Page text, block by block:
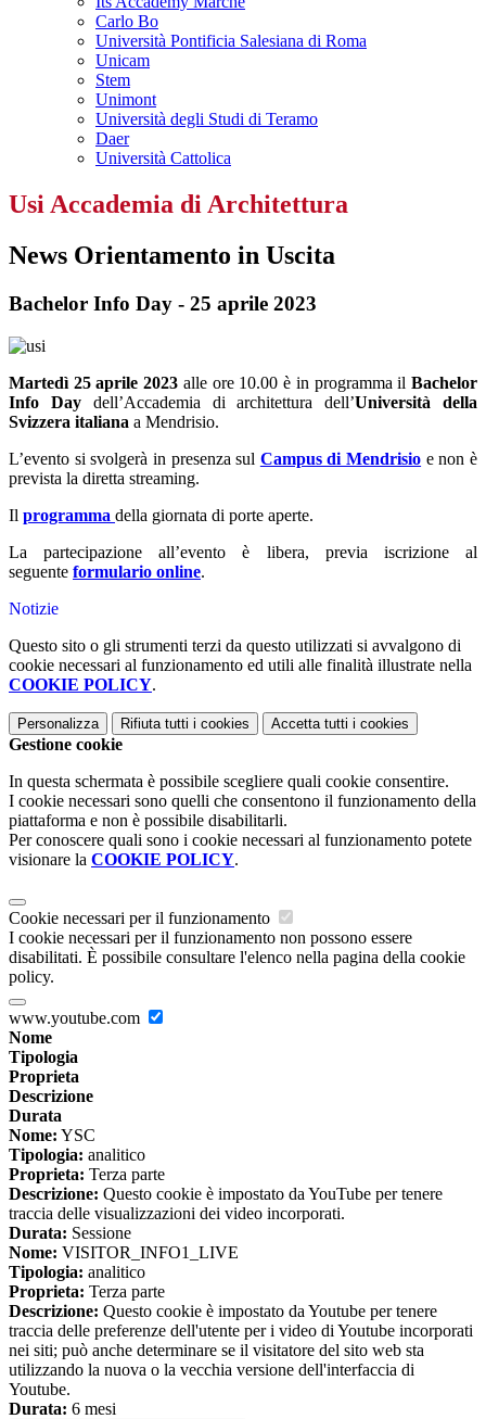
Carlo Bo
Università Pontificia Salesiana di Roma
Unicam
Stem
Unimont
Università degli Studi di Teramo
Daer
Università Cattolica
Usi Accademia di Architettura
News Orientamento in Uscita
Bachelor Info Day - 25 aprile 2023
Martedì 25 aprile 2023 alle ore 10.00 è in programma il Bachelor
Info Day
dell’Accademia di architettura dell’Università della
Svizzera italiana a Mendrisio.
L’evento si svolgerà in presenza sul Campus di Mendrisio e non è
prevista la diretta streaming.
Il programma della giornata di porte aperte.
La partecipazione all’evento è libera, previa iscrizione al
seguente formulario online.
Notizie
Questo sito o gli strumenti terzi da questo utilizzati si avvalgono di
cookie necessari al funzionamento ed utili alle finalità illustrate nella
COOKIE POLICY.
Personalizza Rifiuta tutti i cookies Accetta tutti i cookies
Gestione cookie
In questa schermata è possibile scegliere quali cookie consentire.
I cookie necessari sono quelli che consentono il funzionamento della
piattaforma e non è possibile disabilitarli.
Per conoscere quali sono i cookie necessari al funzionamento potete
visionare la COOKIE POLICY.
Cookie necessari per il funzionamento
I cookie necessari per il funzionamento non possono essere
disabilitati. È possibile consultare l'elenco nella pagina della cookie
policy.
www.youtube.com
Nome
Tipologia
Proprieta
Descrizione
Durata
Nome: YSC
Tipologia: analitico
Proprieta: Terza parte
Descrizione: Questo cookie è impostato da YouTube per tenere
traccia delle visualizzazioni dei video incorporati.
Durata: Sessione
Nome: VISITOR_INFO1_LIVE
Tipologia: analitico
Proprieta: Terza parte
Descrizione: Questo cookie è impostato da Youtube per tenere
traccia delle preferenze dell'utente per i video di Youtube incorporati
nei siti; può anche determinare se il visitatore del sito web sta
utilizzando la nuova o la vecchia versione dell'interfaccia di
Youtube.
Durata: 6 mesi